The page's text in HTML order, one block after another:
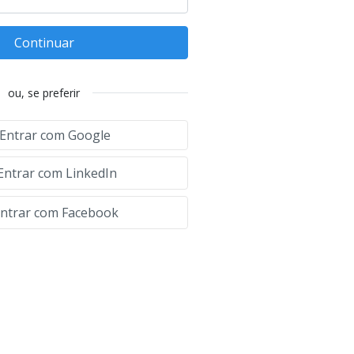
Continuar
ou, se preferir
com Google
com LinkedIn
com Facebook